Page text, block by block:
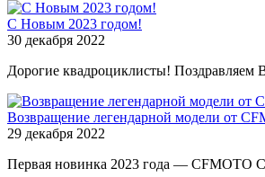
С Новым 2023 годом!
30 декабря 2022
Дорогие квадроциклисты! Поздравляем
Возвращение легендарной модели от
29 декабря 2022
Первая новинка 2023 года — CFMOTO